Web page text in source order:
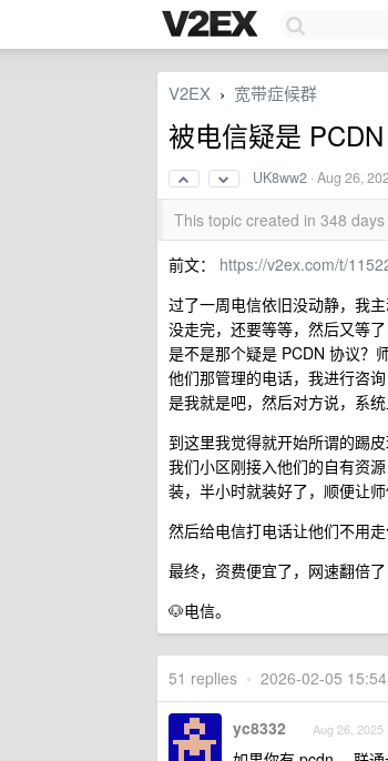
V2EX › 宽带症候群
被电信疑是
UK8ww2 ·Aug 26,
This topic created in 348
前文： https://v2ex.com/t/
过了一周电信依旧没动静，我
没走完，还要等等，然后又等
是不是那个疑是 PCDN 协议？
他们那管理的电话，我进行咨
是我就是吧，然后对方说，系
到这里我觉得就开始所谓的踢
我们小区刚接入他们的自有资
装，半小时就装好了，顺便让
然后给电信打电话让他们不用
最终，资费便宜了，网速翻倍
🐶电信。
51 replies • 2026-02-05
yc8332 Aug 26, 2025